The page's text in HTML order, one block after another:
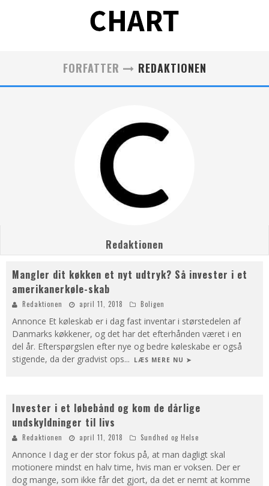
FORFATTER REDAKTIONEN
Redaktionen
Mangler dit køkken et nyt udtryk? Så invester i et
amerikanerkøle-skab
Redaktionen april 11, 2018 Boligen
Annonce Et køleskab er i dag fast inventar i størstedelen af
Danmarks køkkener, og det har det efterhånden været i en
del år. Efterspørgslen efter nye og bedre køleskabe er også
stigende, da der gradvist ops... LÆS MERE NU ➤
Invester i et løbebånd og kom de dårlige
undskyldninger til livs
Redaktionen april 11, 2018 Sundhed og Helse
Annonce I dag er der stor fokus på, at man dagligt skal
motionere mindst en halv time, hvis man er voksen. Der er
dog mange, som ikke får det gjort, da det er nemt at komme